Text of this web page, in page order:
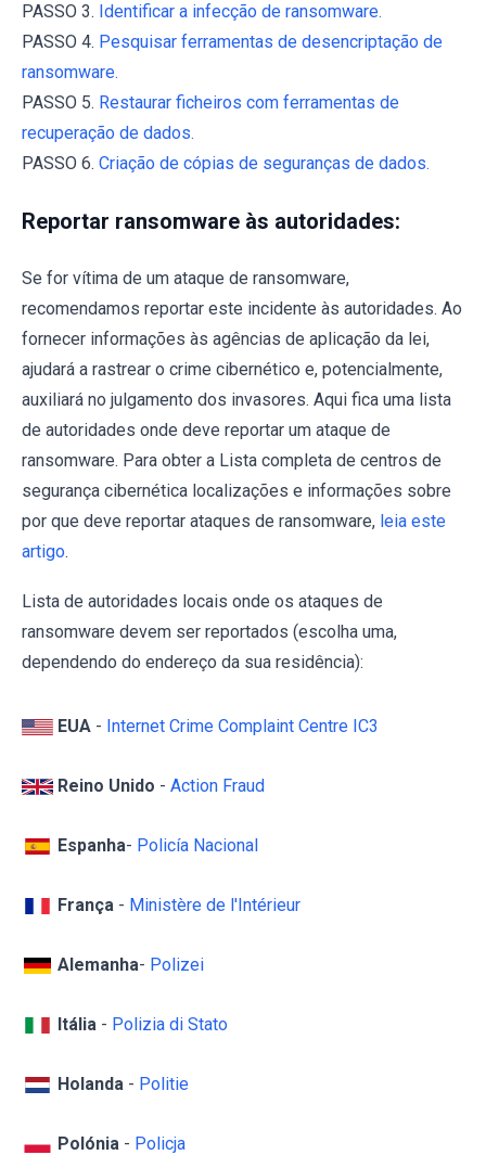
PASSO 3. Identificar a infecção de ransomware.
PASSO 4. Pesquisar ferramentas de desencriptação de
ransomware.
PASSO 5. Restaurar ficheiros com ferramentas de
recuperação de dados.
PASSO 6. Criação de cópias de seguranças de dados.
Reportar ransomware às autoridades:
Se for vítima de um ataque de ransomware,
recomendamos reportar este incidente às autoridades. Ao
fornecer informações às agências de aplicação da lei,
ajudará a rastrear o crime cibernético e, potencialmente,
auxiliará no julgamento dos invasores. Aqui fica uma lista
de autoridades onde deve reportar um ataque de
ransomware. Para obter a Lista completa de centros de
segurança cibernética localizações e informações sobre
por que deve reportar ataques de ransomware, leia este
artigo.
Lista de autoridades locais onde os ataques de
ransomware devem ser reportados (escolha uma,
dependendo do endereço da sua residência):
EUA - Internet Crime Complaint Centre IC3
Reino Unido - Action Fraud
Espanha- Policía Nacional
França - Ministère de l'Intérieur
Alemanha- Polizei
Itália - Polizia di Stato
Holanda - Politie
Polónia - Policja